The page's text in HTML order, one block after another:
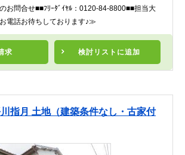
求 検討リスト に追加
問合せ■■ﾌﾘｰﾀﾞｲﾔﾙ：0120-84-8800■■担当大
電話お待ちしております♪≫
指月 土地（建築条件なし・古家付